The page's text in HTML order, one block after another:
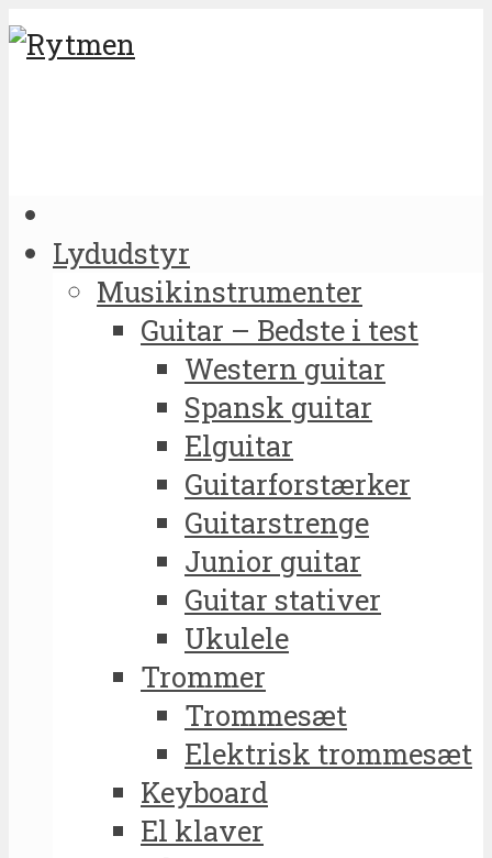
Lydudstyr
Musikinstrumenter
Guitar – Bedste i test
Western guitar
Spansk guitar
Elguitar
Guitarforstærker
Guitarstrenge
Junior guitar
Guitar stativer
Ukulele
Trommer
Trommesæt
Elektrisk trommesæt
Keyboard
El klaver